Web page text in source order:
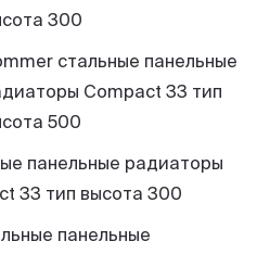
300
стальные панельные
Compact 33 тип
500
панельные радиаторы
33 тип высота 300
панельные